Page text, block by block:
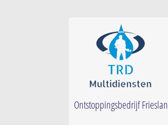
Ontstoppingsbedrijf